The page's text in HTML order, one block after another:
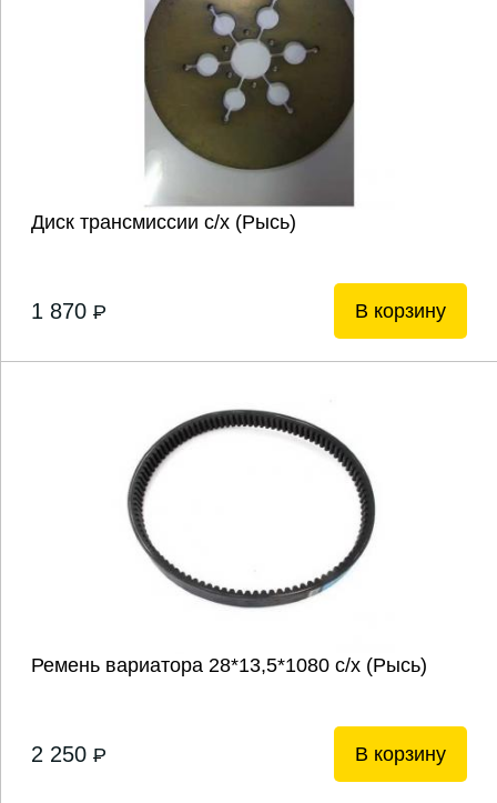
Диск трансмиссии с/х (Рысь)
1 870 P В корзину
Ремень вариатора 28*13,5*1080 с/х (Рысь)
2 250 P В корзину